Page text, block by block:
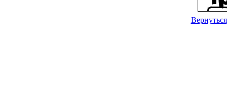
Вернуться